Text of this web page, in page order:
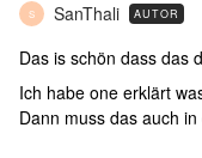
S SanThali AUTOR
Das is schön dass das
Ich habe one erklärt
Dann muss das auch